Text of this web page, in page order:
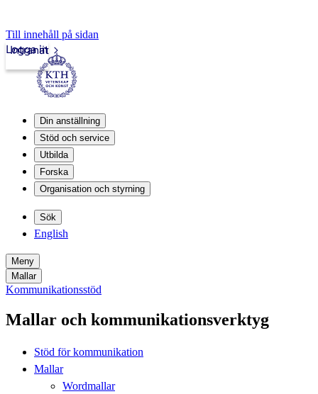
Till innehåll på sidan
Intranät
Logga in
Din anställning
Stöd och service
Utbilda
Forska
Organisation och styrning
Sök
English
Meny
Mallar
Kommunikationsstöd
Mallar och kommunikationsverktyg
Stöd för kommunikation
Mallar
Wordmallar